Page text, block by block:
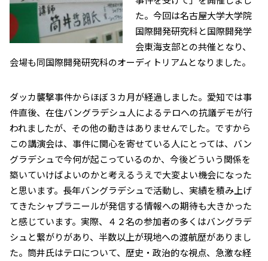
た。今回は名古屋大学大学院
国際開発研究科と国際開発学
会東海支部との共催となり、
会場も同国際開発研究科のオーディトリアムとなりました。
ダッカ襲撃事件からほぼ３カ月が経過しました。愛知では事
件直後、在住バングラデシュ人によるテロへの抗議デモが行
われましたが、その他の動きはありませんでした。ですから
この講演会は、事件に関心を寄せている人にとっては、バン
グラデシュで今何が起こっているのか、今後どういう関係を
築いていけばよいのかと考えるうえで大変よい機会になった
と思います。長年バングラデシュで活動し、実績を積み上げ
てきたシャプラニールが発信する情報への期待も大きかった
と感じています。実際、４２名の参加者の多くはバングラデ
シュと繋がりがあり、半数以上が現地への渡航歴がありまし
た。筒井氏はテロについて、歴史・政治的な視点、急激な経